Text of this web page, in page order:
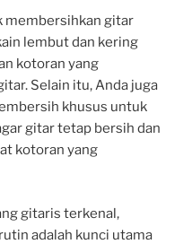
membersihkan gitar
lembut dan kering
kotoran yang
Selain itu, Anda juga
khusus untuk
gitar tetap bersih dan
kotoran yang
gitaris terkenal,
adalah kunci utama